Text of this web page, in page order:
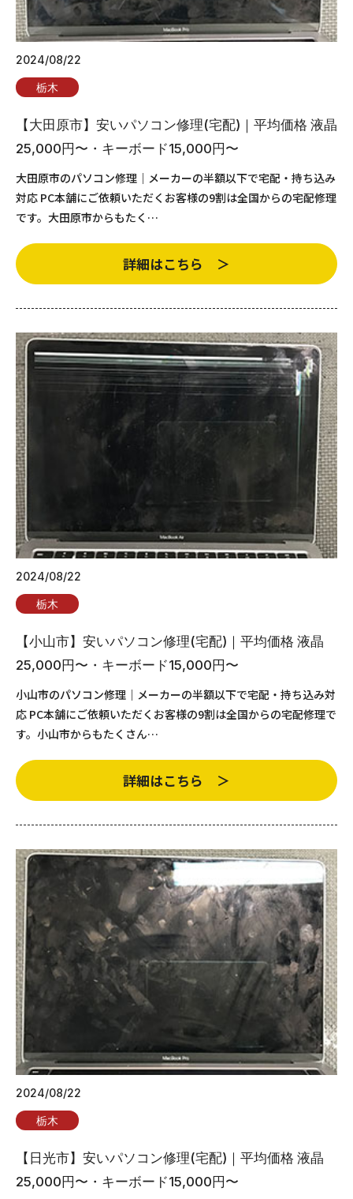
2024/08/22
栃木
【大田原市】安いパソコン修理(宅配)｜平均価格 液晶
25,000円〜・キーボード15,000円〜
大田原市のパソコン修理｜メーカーの半額以下で宅配・持ち込み
対応 PC本舗にご依頼いただくお客様の9割は全国からの宅配修理
です。大田原市からもたく…
詳細はこちら ＞
2024/08/22
栃木
【小山市】安いパソコン修理(宅配)｜平均価格 液晶
25,000円〜・キーボード15,000円〜
小山市のパソコン修理｜メーカーの半額以下で宅配・持ち込み対
応 PC本舗にご依頼いただくお客様の9割は全国からの宅配修理で
す。小山市からもたくさん…
詳細はこちら ＞
2024/08/22
栃木
【日光市】安いパソコン修理(宅配)｜平均価格 液晶
25,000円〜・キーボード15,000円〜